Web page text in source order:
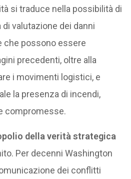
si traduce nella possibilità di
valutazione dei danni
che possono essere
precedenti, oltre alla
i movimenti logistici, e
la presenza di incendi,
compromesse.
della verità strategica
Per decenni Washington
dei conflitti